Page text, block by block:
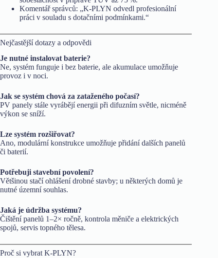
Komentář správců: „K-PLYN odvedl profesionální
práci v souladu s dotačními podmínkami.“
Nejčastější dotazy a odpovědi
Je nutné instalovat baterie?
Ne, systém funguje i bez baterie, ale akumulace umožňuje
provoz i v noci.
Jak se systém chová za zataženého počasí?
PV panely stále vyrábějí energii při difuzním světle, nicméně
výkon se sníží.
Lze systém rozšiřovat?
Ano, modulární konstrukce umožňuje přidání dalších panelů
či baterií.
Potřebuji stavební povolení?
Většinou stačí ohlášení drobné stavby; u některých domů je
nutné územní souhlas.
Jaká je údržba systému?
Čištění panelů 1–2× ročně, kontrola měniče a elektrických
spojů, servis topného tělesa.
Proč si vybrat K-PLYN?